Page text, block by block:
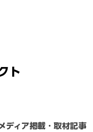
ト
​メディア掲載・取材記事